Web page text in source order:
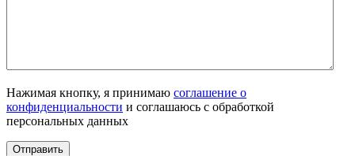
Нажимая кнопку, я принимаю соглашение о
конфиденциальности и соглашаюсь с обработкой
персональных данных
Отправить